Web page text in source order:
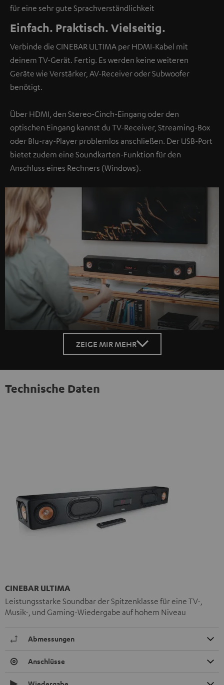
für eine sehr gute Sprachverständlichkeit
Einfach. Praktisch. Vielseitig.
Verbinde die CINEBAR ULTIMA per HDMI-Kabel mit
deinem TV-Gerät. Fertig. Es werden keine weiteren
Geräte wie Verstärker, AV-Receiver oder Subwoofer
benötigt.
Über HDMI, den Stereo-Cinch-Eingang oder den
optischen Eingang kannst du TV-Receiver, Streaming-Box
oder Blu-ray-Player problemlos anschließen. Der USB-Port
bietet zudem eine Soundkarten-Funktion für den
Anschluss eines Rechners (Windows).
ZEIGE MIR MEHR
Technische Daten
CINEBAR ULTIMA
Leistungsstarke Soundbar der Spitzenklasse für eine TV-,
Musik-, und Gaming-Wiedergabe auf hohem Niveau
Abmessungen
Anschlüsse